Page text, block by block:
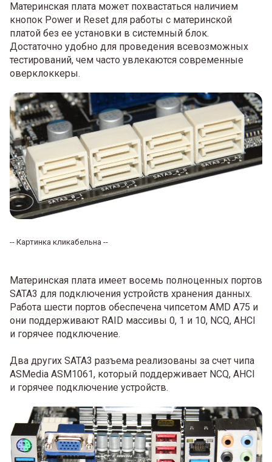
Материнская плата может похвастаться наличием
кнопок Power и Reset для работы с материнской
платой без ее установки в системный блок.
Достаточно удобно для проведения всевозможных
тестирований, чем часто увлекаются современные
оверклоккеры.
-- Картинка кликабельна --
Материнская плата имеет восемь полноценных портов
SATA3 для подключения устройств хранения данных.
Работа шести портов обеспечена чипсетом AMD A75 и
они поддерживают RAID массивы 0, 1 и 10, NCQ, AHCI
и горячее подключение.
Два других SATA3 разъема реализованы за счет чипа
ASMedia ASM1061, который поддерживает NCQ, AHCI
и горячее подключение устройств.